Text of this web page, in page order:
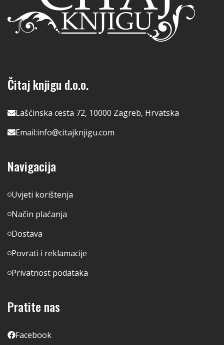
Čitaj knjigu d.o.o.
Lašćinska cesta 72, 10000 Zagreb, Hrvatska
Email:info@citajknjigu.com
Navigacija
Uvjeti korištenja
Način plaćanja
Dostava
Povrati i reklamacije
Privatnost podataka
Pratite nas
Facebook